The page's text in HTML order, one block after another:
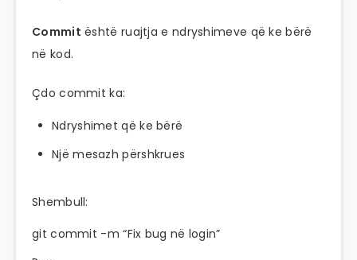
Commit është ruajtja e ndryshimeve që ke bërë
në kod.
Çdo commit ka:
Ndryshimet që ke bërë
Një mesazh përshkrues
Shembull:
git commit -m “Fix bug në login”